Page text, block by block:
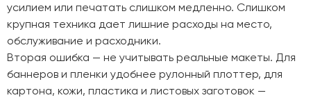
усилием или печатать слишком медленно. Слишком
крупная техника дает лишние расходы на место,
обслуживание и расходники.
Вторая ошибка — не учитывать реальные макеты. Для
баннеров и пленки удобнее рулонный плоттер, для
картона, кожи, пластика и листовых заготовок —